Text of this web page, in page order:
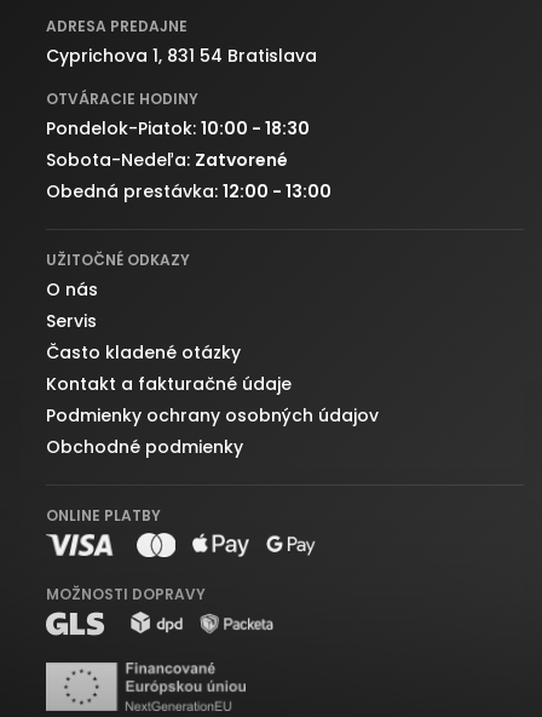
ADRESA PREDAJNE
Cyprichova 1, 831 54 Bratislava
OTVÁRACIE HODINY
Pondelok-Piatok: 10:00 - 18:30
Sobota-Nedeľa: Zatvorené
Obedná prestávka: 12:00 - 13:00
UŽITOČNÉ ODKAZY
O nás
Servis
Často kladené otázky
Kontakt a fakturačné údaje
Podmienky ochrany osobných údajov
Obchodné podmienky
ONLINE PLATBY
MOŽNOSTI DOPRAVY